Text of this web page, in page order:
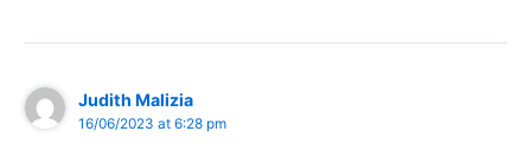
Judith Malizia
16/06/2023 at 6:28 pm